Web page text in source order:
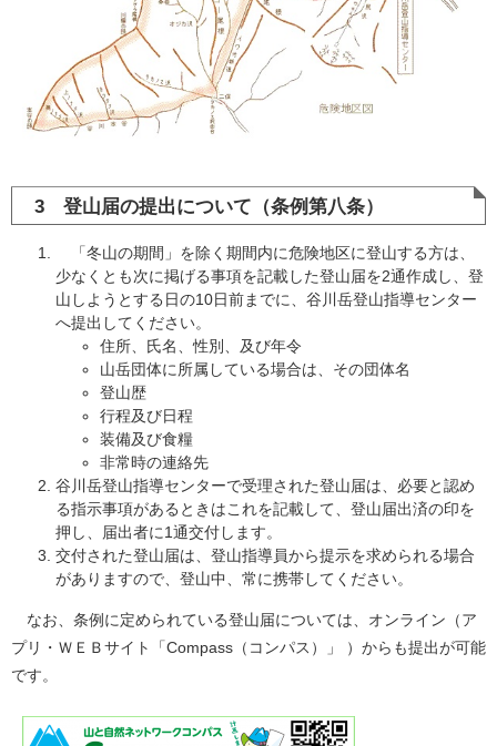
3 登山届の提出について（条例第八条）
「冬山の期間」を除く期間内に危険地区に登山する方は、
少なくとも次に掲げる事項を記載した登山届を2通作成し、登
山しようとする日の10日前までに、谷川岳登山指導センター
へ提出してください。
住所、氏名、性別、及び年令
山岳団体に所属している場合は、その団体名
登山歴
行程及び日程
装備及び食糧
非常時の連絡先
谷川岳登山指導センターで受理された登山届は、必要と認め
る指示事項があるときはこれを記載して、登山届出済の印を
押し、届出者に1通交付します。
交付された登山届は、登山指導員から提示を求められる場合
がありますので、登山中、常に携帯してください。
なお、条例に定められている登山届については、オンライン（ア
プリ・ＷＥＢサイト「Compass（コンパス）」 ）からも提出が可能
です。